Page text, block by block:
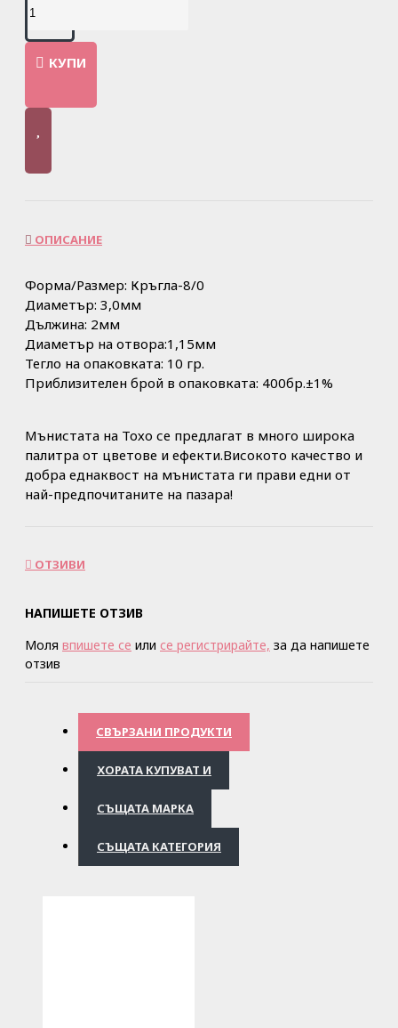
КУПИ
ОПИСАНИЕ
Форма/Размер: Кръгла-8/0
Диаметър: 3,0мм
Дължина: 2мм
Диаметър на отвора:1,15мм
Тегло на опаковката: 10 гр.
Приблизителен брой в опаковката: 400бр.±1%
Мънистата на Тохо се предлагат в много широка
палитра от цветове и ефекти.Високото качество и
добра еднаквост на мънистата ги прави едни от
най-предпочитаните на пазара!
ОТЗИВИ
НАПИШЕТЕ ОТЗИВ
Моля впишете се или се регистрирайте, за да напишете
отзив
СВЪРЗАНИ ПРОДУКТИ
ХОРАТА КУПУВАТ И
СЪЩАТА МАРКА
СЪЩАТА КАТЕГОРИЯ